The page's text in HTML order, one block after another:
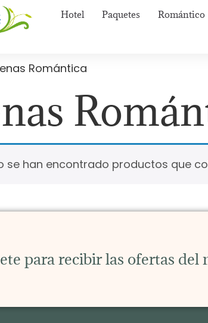
Hotel Paquetes Romántico
Romántica
se han encontrado productos que
para recibir las ofertas del